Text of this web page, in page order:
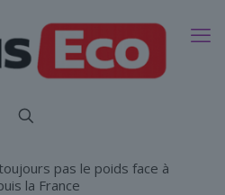
pas le poids face à
la France